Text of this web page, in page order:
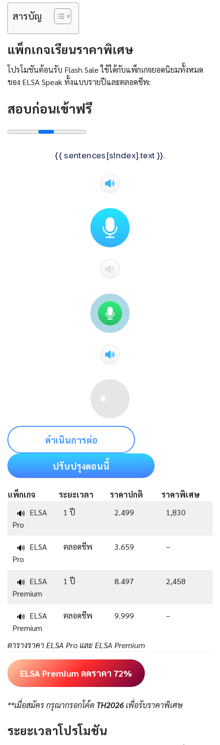
สารบัญ
แพ็กเกจเรียนราคาพิเศษ
โปรโมชันต้อนรับ Flash Sale ใช้ได้กับแพ็กเกจยอดนิยมทั้งหมด
ของ ELSA Speak ทั้งแบบรายปีและตลอดชีพ:
สอบก่อนเข้าฟรี
{{ sentences[sIndex].text }}.
ดำเนินการต่อ
ปรับปรุงตอนนี้
แพ็กเกจ ระยะเวลา ราคาปกติ
ราคาพิเศษ
🔊 ELSA
Pro
1 ปี 2.499 1,830
🔊 ELSA
Pro
ตลอดชีพ 3.659 –
🔊 ELSA
Premium
1 ปี 8.497 2,458
🔊 ELSA
Premium
ตลอดชีพ 9.999 –
ตารางราคา ELSA Pro และ ELSA Premium
ELSA Premium ลดราคา 72%
**เมื่อสมัคร กรุณากรอกโค้ด TH2026เพื่อรับราคาพิเศษ
ระยะเวลาโปรโมชัน